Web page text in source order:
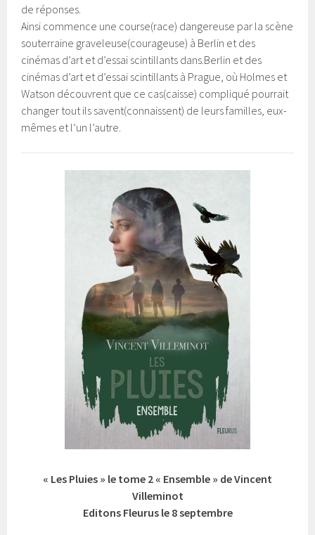
de réponses.
Ainsi commence une course(race) dangereuse par la scène
souterraine graveleuse(courageuse) à Berlin et des
cinémas d’art et d’essai scintillants dans.Berlin et des
cinémas d’art et d’essai scintillants à Prague, où Holmes et
Watson découvrent que ce cas(caisse) compliqué pourrait
changer tout ils savent(connaissent) de leurs familles, eux-
mêmes et l’un l’autre.
« Les Pluies » le tome 2 « Ensemble » de Vincent
Villeminot
Editons Fleurus le 8 septembre